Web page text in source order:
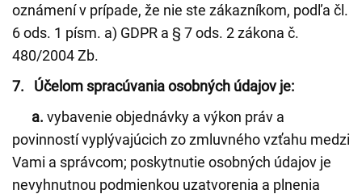
oznámení v prípade, že nie ste zákazníkom, podľa čl.
6 ods. 1 písm. a) GDPR a § 7 ods. 2 zákona č.
480/2004 Zb.
7. Účelom spracúvania osobných údajov je:
a. vybavenie objednávky a výkon práv a
povinností vyplývajúcich zo zmluvného vzťahu medzi
Vami a správcom; poskytnutie osobných údajov je
nevyhnutnou podmienkou uzatvorenia a plnenia